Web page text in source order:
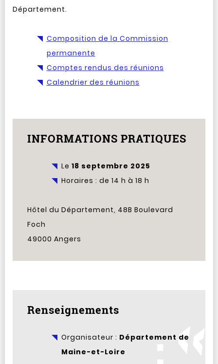
Département.
Composition de la Commission
permanente
Comptes rendus des réunions
Calendrier des réunions
INFORMATIONS PRATIQUES
Le 18 septembre 2025
Horaires : de 14 h à 18 h
Hôtel du Département, 48B Boulevard
Foch
49000 Angers
Renseignements
Organisateur : Département de
Maine-et-Loire